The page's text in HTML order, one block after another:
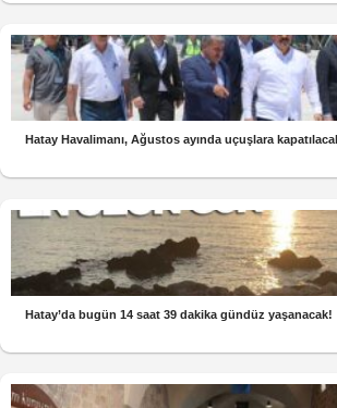
Hatay Havalimanı, Ağustos ayında uçuşlara
Hatay’da bugün 14 saat 39 dakika gündüz yaşanacak!